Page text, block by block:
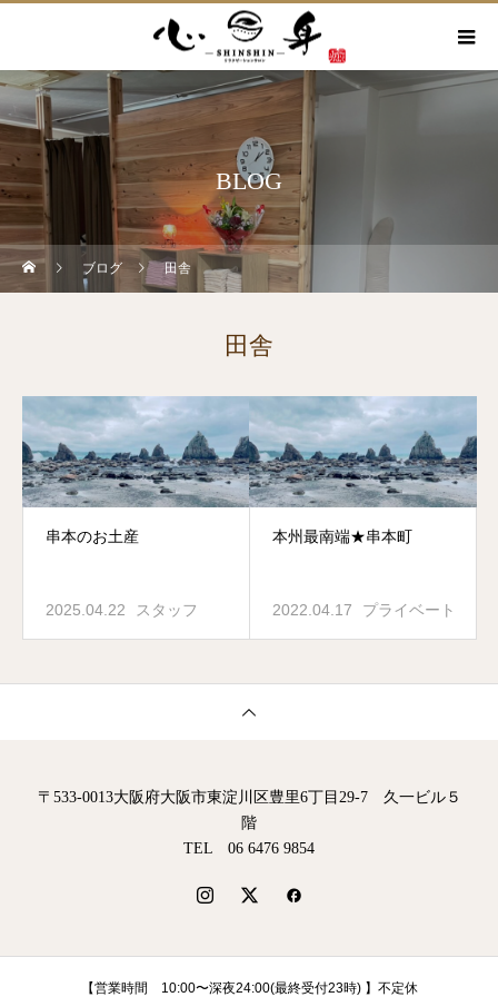
BLOG
ブログ 田舎
田舎
串本のお土産
2025.04.22 スタッフ
本州最南端★串本町
2022.04.17 プライベート
〒533-0013大阪府大阪市東淀川区豊里6丁目29-7 久一ビル５
階
TEL 06 6476 9854
【営業時間 10:00〜深夜24:00(最終受付23時) 】不定休